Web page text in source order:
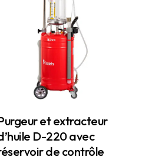
et extracteur
D-220 avec
de contrôle